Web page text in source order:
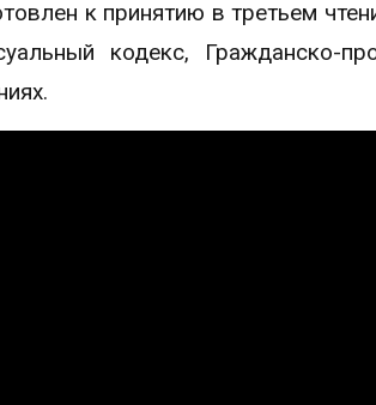
к принятию в третьем
кодекс, Гражданско-